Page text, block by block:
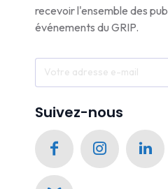
recevoir l'ensemble des
événements du GRIP.
Suivez-nous